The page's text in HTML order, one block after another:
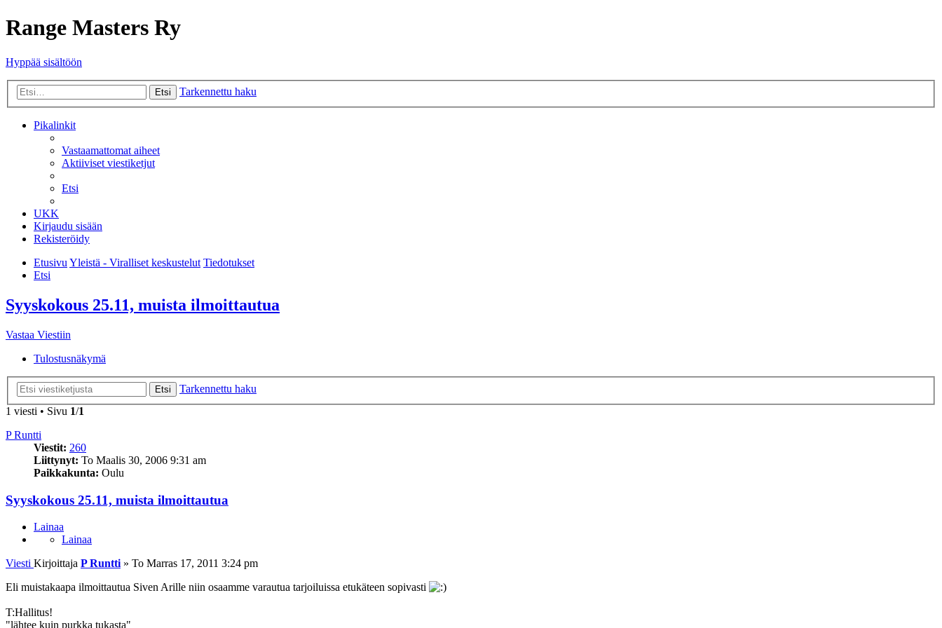
Range Masters Ry
Hyppää sisältöön
Etsi Tarkennettu haku
Pikalinkit
Vastaamattomat aiheet
Aktiiviset viestiketjut
Etsi
UKK
Kirjaudu sisään
Rekisteröidy
EtusivuYleistä - Viralliset keskustelut Tiedotukset
Etsi
Syyskokous 25.11, muista ilmoittautua
Vastaa Viestiin
Tulostusnäkymä
Etsi
Tarkennettu haku
1 viesti • Sivu 1/1
P Runtti
Viestit: 260
Liittynyt: To Maalis 30, 2006 9:31 am
Paikkakunta: Oulu
Syyskokous 25.11, muista ilmoittautua
Lainaa
Lainaa
Viesti Kirjoittaja P Runtti » To Marras 17, 2011 3:24 pm
Eli muistakaapa ilmoittautua Siven Arille niin osaamme varautua tarjoiluissa etukäteen sopivasti
T:Hallitus!
"lähtee kuin purkka tukasta"